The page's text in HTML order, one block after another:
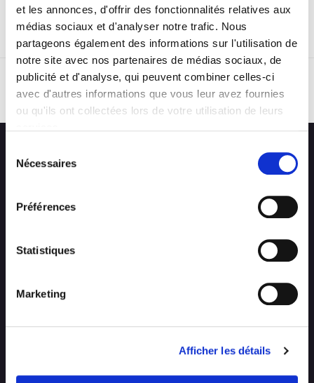
et les annonces, d'offrir des fonctionnalités relatives aux
médias sociaux et d'analyser notre trafic. Nous
partageons également des informations sur l'utilisation de
notre site avec nos partenaires de médias sociaux, de
publicité et d'analyse, qui peuvent combiner celles-ci
avec d'autres informations que vous leur avez fournies
ou qu'ils ont collectées lors de votre utilisation de leurs
Nécessaires
Préférences
Statistiques
Marketing
Afficher les détails
RETOUR
Entreprise générale de construction